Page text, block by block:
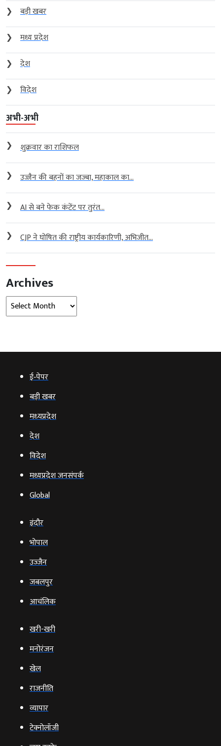
❯
बड़ी खबर
❯
मध्य प्रदेश
❯
देश
❯
विदेश
अभी-अभी
❯ शुक्रवार का राशिफल
❯ उज्जैन की बहनों का जज्बा, महाकाल का...
❯ AI से बने फेक कंटेंट पर तुरंत...
❯ CJP ने घोषित की राष्ट्रीय कार्यकारिणी, अभिजीत...
Archives
Archives
ई‑पेपर
बड़ी खबर
मध्‍यप्रदेश
देश
विदेश
मध्यप्रदेश जनसंपर्क
Global
इंदौर
भोपाल
उज्‍जैन
जबलपुर
आचंलिक
खरी-खरी
मनोरंजन
खेल
राजनीति
व्‍यापार
टेक्‍नोलॉजी